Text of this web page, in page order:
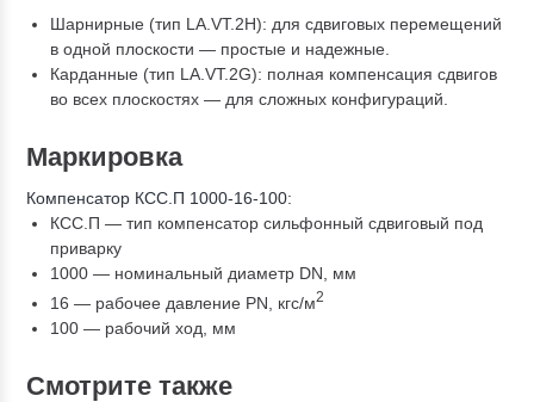
Шарнирные (тип LA.VT.2H): для сдвиговых перемещений
в одной плоскости — простые и надежные.
Карданные (тип LA.VT.2G): полная компенсация сдвигов
во всех плоскостях — для сложных конфигураций.
Маркировка
Компенсатор КСС.П 1000-16-100:
КСС.П — тип компенсатор сильфонный сдвиговый под
приварку
1000 — номинальный диаметр DN, мм
16 — рабочее давление PN, кгc/м2
100 — рабочий ход, мм
Смотрите также